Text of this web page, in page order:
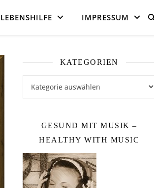
LEBENSHILFE IMPRESSUM
KATEGORIEN
GESUND MIT MUSIK –
HEALTHY WITH MUSIC